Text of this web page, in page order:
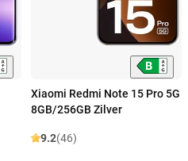
Xiaomi Redmi Note 15 Pro 5G
8GB/256GB Zilver
9.2(46)